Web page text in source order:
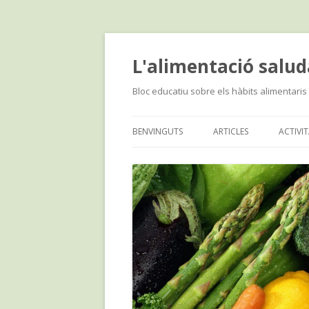
L'alimentació
Bloc educatiu sobre els hàbits alimentaris
BENVINGUTS ARTICLES